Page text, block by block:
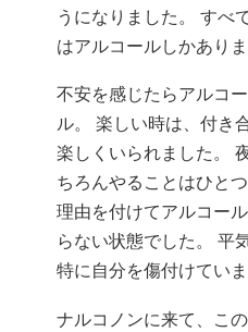
うになりました。 すべ
はアルコールしかありま
不安を感じたらアルコ
ル。 楽しい時は、付き
楽しくいられました。
ちろんやることはひと
理由を付けてアルコー
らない状態でした。 平
特に自分を傷付けていま
ナルコノンに来て、こ